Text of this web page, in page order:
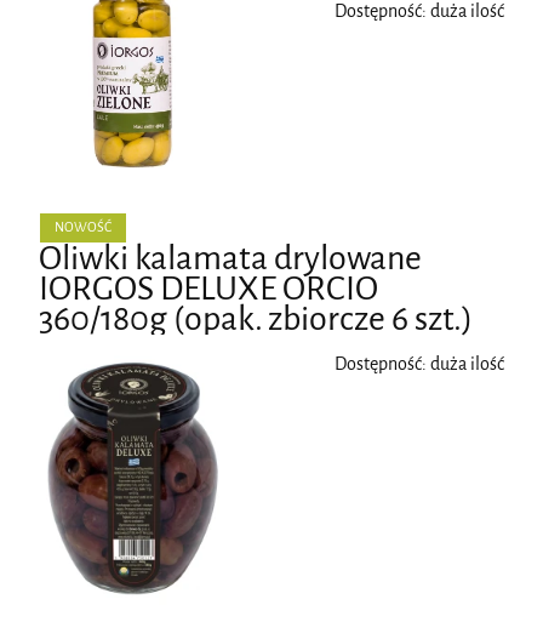
Dostępność: duża ilość
Oliwki kalamata drylowane
IORGOS DELUXE ORCIO
360/180g (opak. zbiorcze 6 szt.)
Dostępność: duża ilość
NOWOŚĆ